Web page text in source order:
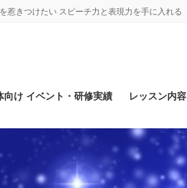
惹きつけたい スピーチ力と表現力を手に入れる
向け イベント・研修実績 レッスン内容